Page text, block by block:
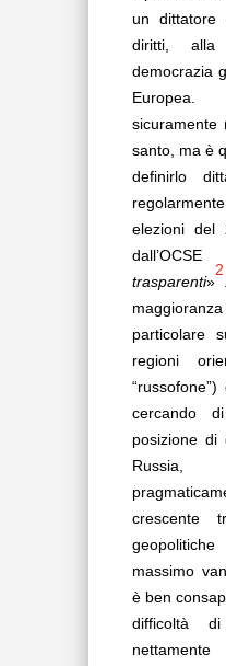
un
diritti,
democrazia
sicuramente
santo, ma è
definirlo
elezioni del
trasparenti»
2
particolare
regioni
cercando
posizione di
crescente
massimo
è ben
difficoltà